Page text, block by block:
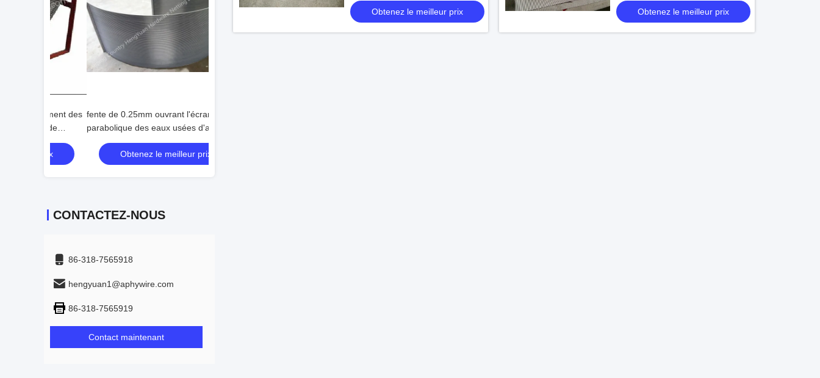
fente de 0.25mm ouvrant l'écran
parabolique des eaux usées d'acier
inoxydable
Obtenez le meilleur prix
CONTACTEZ-NOUS
86-318-7565918
hengyuan1@aphywire.com
86-318-7565919
Contact maintenant
Obtenez le meilleur prix Obtenez le meilleur prix